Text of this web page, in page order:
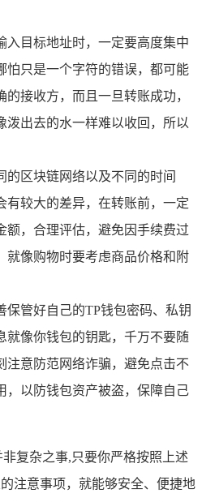
入目标地址时，一定要高度集中
怕只是一个字符的错误，都可能
接收方，而且一旦转账成功，
泼出去的水一样难以收回，所以
的区块链网络以及不同的时间
有较大的差异，在转账前，一定
额，合理评估，避免因手续费过
就像购物时要考虑商品价格和附
保管好自己的TP钱包密码、私钥
就像你钱包的钥匙，千万不要随
注意防范网络诈骗，避免点击不
，以防钱包资产被盗，保障自己
复杂之事,只要你严格按照上述
注意事项，就能够安全、便捷地